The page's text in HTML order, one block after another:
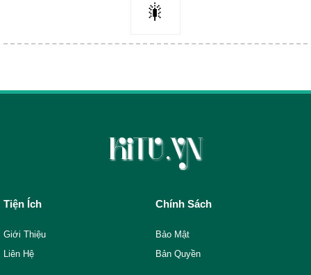
🎇
Tiện Ích
Giới Thiệu
Liên Hệ
Chính Sách
Bảo Mật
Bản Quyền